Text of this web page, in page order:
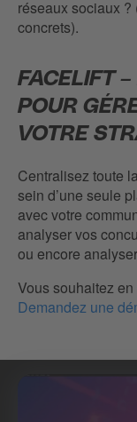
réseaux sociaux
concrets).
FACELIFT
POUR
VOTRE
Centralisez toute
sein d’une seule
avec votre
analyser vos
ou encore
Vous souhaitez
Demandez une